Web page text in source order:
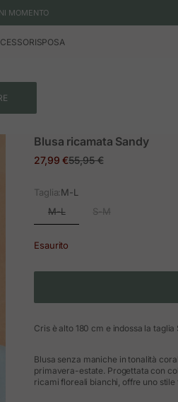
MOMENTO
SPOSA
Blusa ricamata Sandy
Prezzo in offerta
27,99 €Prezzo normale
55,95 €
Taglia:M-L
M-L S-M
Esaurito
Cris è alto 180 cm e indossa la taglia
Blusa senza maniche in tonalità
primavera-estate. Progettata con
ricami floreali bianchi, offre uno stile